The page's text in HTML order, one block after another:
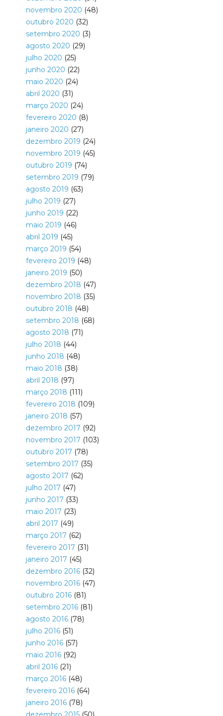
novembro 2020 (48)
outubro 2020 (32)
setembro 2020 (3)
agosto 2020 (29)
julho 2020 (25)
junho 2020 (22)
maio 2020 (24)
abril 2020 (31)
março 2020 (24)
fevereiro 2020 (8)
janeiro 2020 (27)
dezembro 2019 (24)
novembro 2019 (45)
outubro 2019 (74)
setembro 2019 (79)
agosto 2019 (63)
julho 2019 (27)
junho 2019 (22)
maio 2019 (46)
abril 2019 (45)
março 2019 (54)
fevereiro 2019 (48)
janeiro 2019 (50)
dezembro 2018 (47)
novembro 2018 (35)
outubro 2018 (48)
setembro 2018 (68)
agosto 2018 (71)
julho 2018 (44)
junho 2018 (48)
maio 2018 (38)
abril 2018 (97)
março 2018 (111)
fevereiro 2018 (109)
janeiro 2018 (57)
dezembro 2017 (92)
novembro 2017 (103)
outubro 2017 (78)
setembro 2017 (35)
agosto 2017 (62)
julho 2017 (47)
junho 2017 (33)
maio 2017 (23)
abril 2017 (49)
março 2017 (62)
fevereiro 2017 (31)
janeiro 2017 (45)
dezembro 2016(32)
novembro 2016(47)
outubro 2016(81)
setembro 2016(81)
agosto 2016(78)
julho 2016(51)
junho 2016(57)
maio 2016(92)
abril 2016(21)
março 2016(48)
fevereiro 2016(64)
janeiro 2016(78)